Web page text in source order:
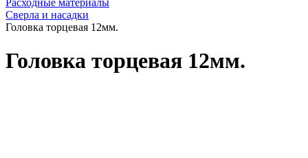
Сверла и насадки
Головка торцевая 12мм.
Головка торцевая 12мм.